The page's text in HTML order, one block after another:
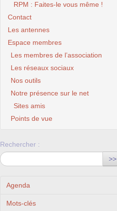
RPM : Faites-le vous même !
Contact
Les antennes
Espace membres
Les membres de l’association
Les réseaux sociaux
Nos outils
Notre présence sur le net
Sites amis
Points de vue
Rechercher :
>>
Agenda
Mots-clés